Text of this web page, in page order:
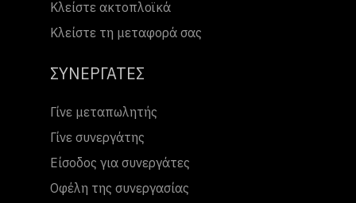
Κλείστε ακτοπλοϊκά
Κλείστε τη μεταφορά σας
ΣΥΝΕΡΓΑΤΕΣ
Γίνε μεταπωλητής
Γίνε συνεργάτης
Είσοδος για συνεργάτες
Οφέλη της συνεργασίας